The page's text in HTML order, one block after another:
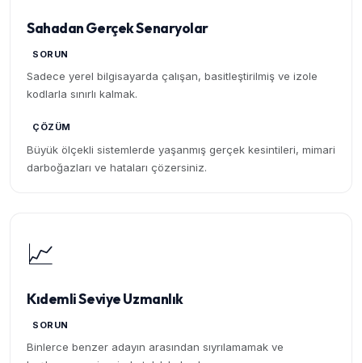
Sahadan Gerçek Senaryolar
SORUN
Sadece yerel bilgisayarda çalışan, basitleştirilmiş ve izole
kodlarla sınırlı kalmak.
ÇÖZÜM
Büyük ölçekli sistemlerde yaşanmış gerçek kesintileri, mimari
darboğazları ve hataları çözersiniz.
📈
Kıdemli Seviye Uzmanlık
SORUN
Binlerce benzer adayın arasından sıyrılamamak ve